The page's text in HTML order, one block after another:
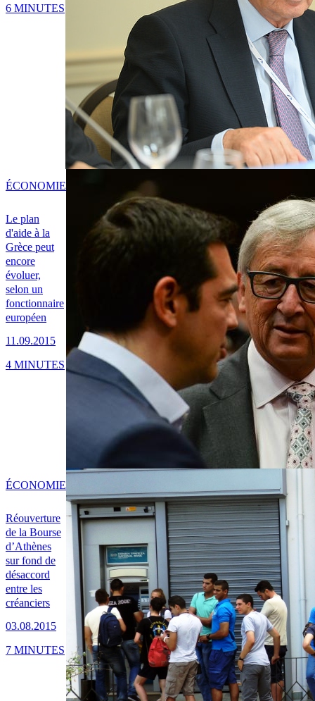
6 MINUTES
Le plan
d'aide à la
Grèce peut
encore
évoluer,
selon un
fonctionnaire
européen
11.09.2015
ÉCONOMIE
4 MINUTES
Réouverture
de la Bourse
d’Athènes
sur fond de
désaccord
entre les
créanciers
03.08.2015
ÉCONOMIE
7 MINUTES